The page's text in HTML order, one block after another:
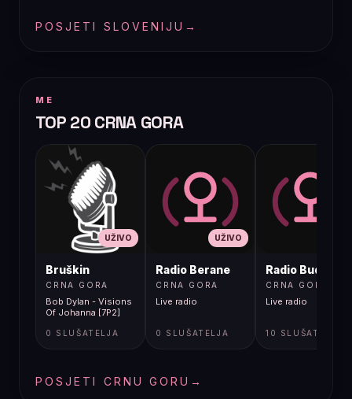
POSJETI SLOVENIJU →
ME
TOP 20 CRNA GORA
UŽIVO
Bruškin
CRNA GORA
Bob Dylan - Visions
Of Johanna [7P2]
0 SLUŠATELJA
UŽIVO
Radio Berane
CRNA GORA
Live radio
0 SLUŠATELJA
Radio Budva
CRNA GORA
Live radio
10 SLUŠATELJA
POSJETI CRNU GORU →